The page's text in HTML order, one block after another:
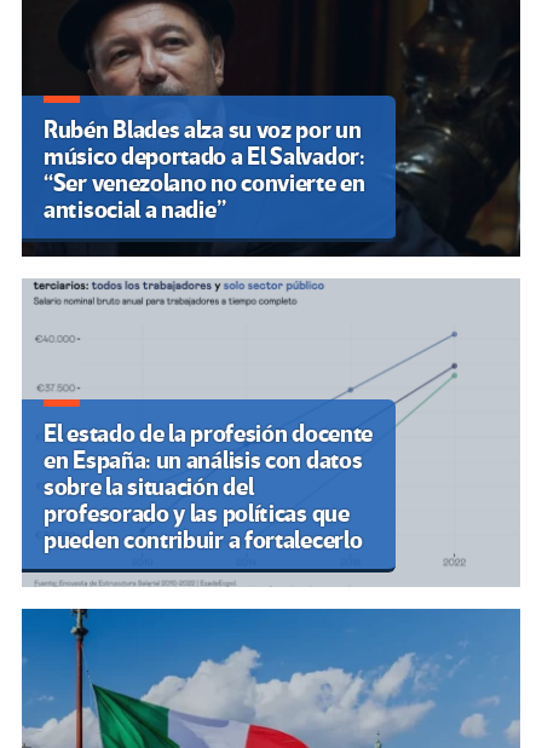
Rubén Blades alza su voz por un
músico deportado a El Salvador:
“Ser venezolano no convierte en
antisocial a nadie”
El estado de la profesión docente
en España: un análisis con datos
sobre la situación del
profesorado y las políticas que
pueden contribuir a fortalecerlo